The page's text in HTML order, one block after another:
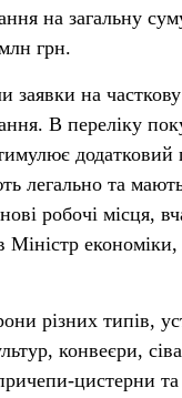
на загальну
грн.
заявки на
В переліку
додатковий
легально та
робочі місця,
економіки,
різних типів,
конвеєри,
цистерни